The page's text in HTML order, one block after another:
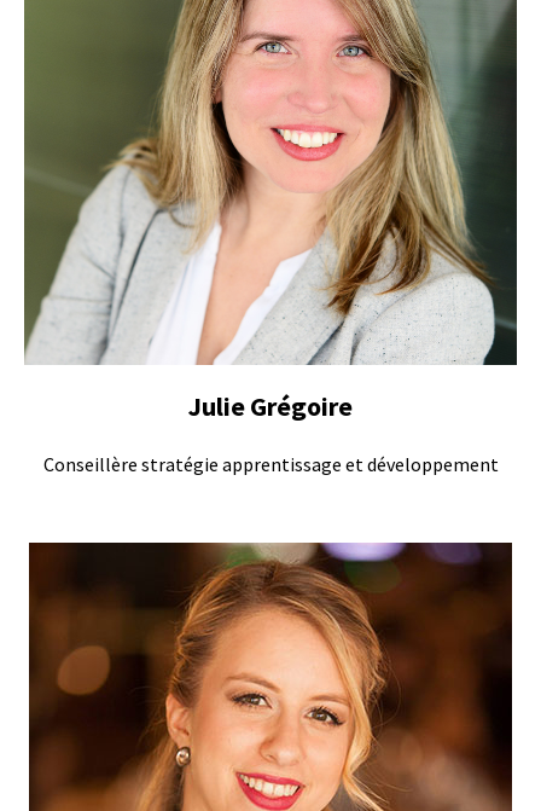
Julie Grégoire
Conseillère stratégie apprentissage et développement